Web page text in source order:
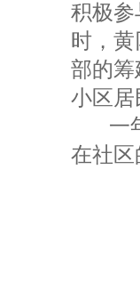
积极参
时，
部的筹
小区居
一
在社区